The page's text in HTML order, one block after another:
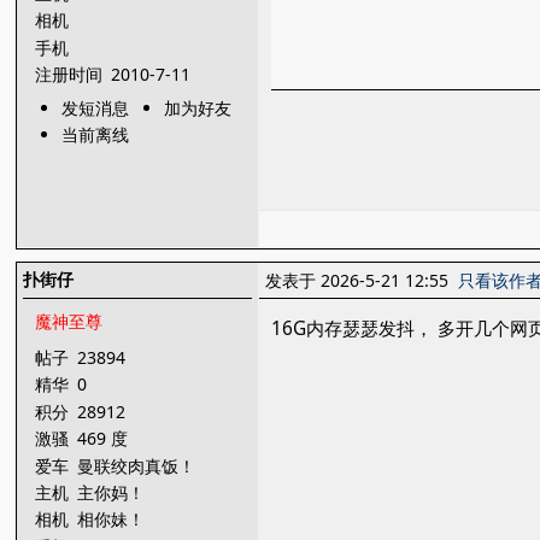
相机
手机
注册时间 2010-7-11
发短消息
加为好友
当前离线
扑街仔
魔神至尊
帖子 23894
精华 0
积分 28912
激骚 469 度
爱车 曼联绞肉真饭！
主机 主你妈！
相机 相你妹！
发表于 2026-5-21 12:55 只看该作
16G内存瑟瑟发抖， 多开几个网